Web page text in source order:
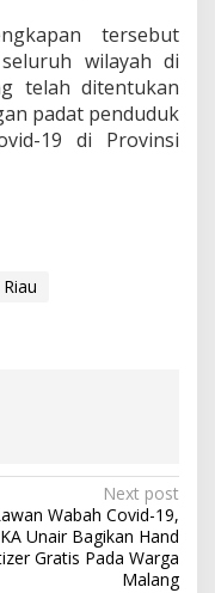
tersebut
wilayah di
telah ditentukan
padat penduduk
19 di Provinsi
Next post
Wabah Covid-19,
Unair Bagikan Hand
Gratis Pada Warga
Malang